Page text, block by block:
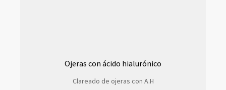
Ojeras con ácido hialurónico
Clareado de ojeras con A.H